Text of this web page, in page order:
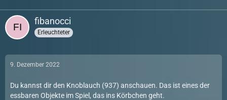
fibanocci
Erleuchteter
9. Dezember 2022
Du kannst dir den Knoblauch (937) anschauen. Das ist eines der
essbaren Objekte im Spiel, das ins Körbchen geht.